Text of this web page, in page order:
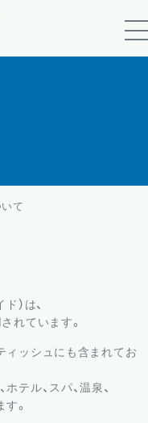
て
）は、
れています。
ィッシュにも含まれてお
テル、スパ、温泉、
。